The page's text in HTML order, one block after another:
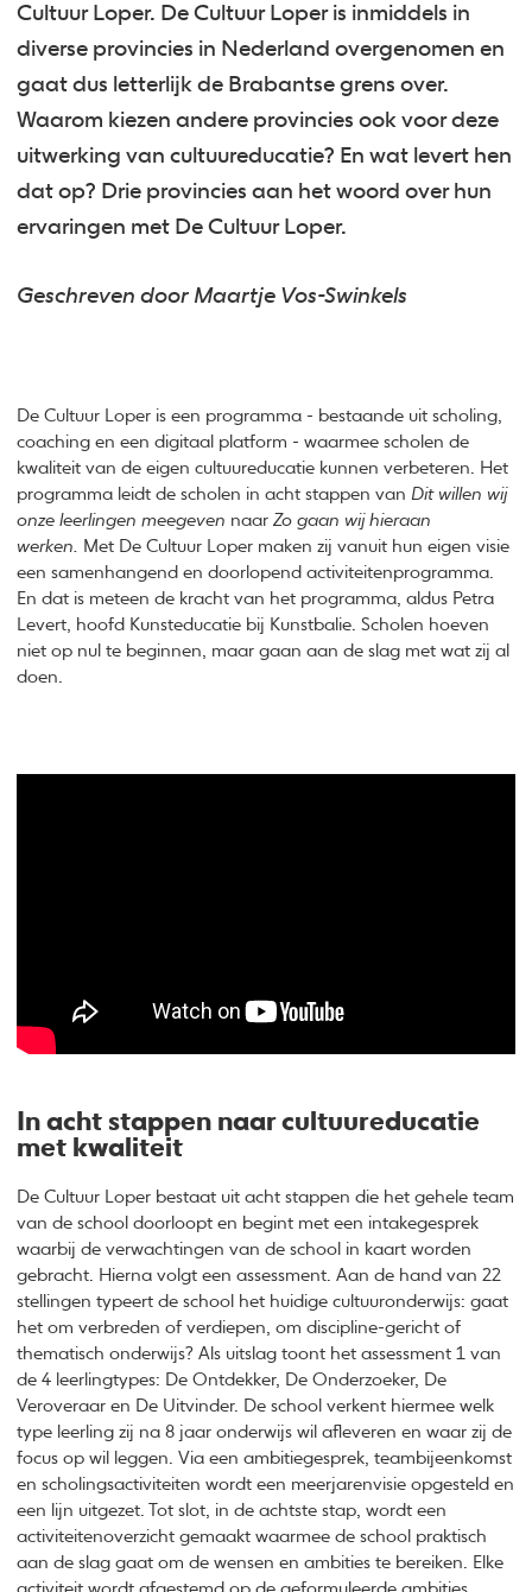
Cultuur Loper. De Cultuur Loper is inmiddels in
diverse provincies in Nederland overgenomen en
gaat dus letterlijk de Brabantse grens over.
Waarom kiezen andere provincies ook voor deze
uitwerking van cultuureducatie? En wat levert hen
dat op? Drie provincies aan het woord over hun
ervaringen met De Cultuur Loper.
Geschreven door Maartje Vos-Swinkels
De Cultuur Loper is een programma - bestaande uit scholing,
coaching en een digitaal platform - waarmee scholen de
kwaliteit van de eigen cultuureducatie kunnen verbeteren. Het
programma leidt de scholen in acht stappen vanDit willen wij
onze leerlingen meegeven naarZo gaan wij hieraan
werken. Met De Cultuur Loper maken zij vanuit hun eigen visie
een samenhangend en doorlopend activiteitenprogramma.
En dat is meteen de kracht van het programma, aldus Petra
Levert, hoofd Kunsteducatie bij Kunstbalie. Scholen hoeven
niet op nul te beginnen, maar gaan aan de slag met wat zij al
doen.
In acht stappen naar cultuureducatie
met kwaliteit
De Cultuur Loper bestaat uit acht stappen die het gehele team
van de school doorloopt en begint met een intakegesprek
waarbij de verwachtingen van de school in kaart worden
gebracht. Hierna volgt een assessment. Aan de hand van 22
stellingen typeert de school het huidige cultuuronderwijs: gaat
het om verbreden of verdiepen, om discipline-gericht of
thematisch onderwijs? Als uitslag toont het assessment 1 van
de 4 leerlingtypes: De Ontdekker, De Onderzoeker, De
Veroveraar en De Uitvinder. De school verkent hiermee welk
type leerling zij na 8 jaar onderwijs wil afleveren en waar zij de
focus op wil leggen. Via een ambitiegesprek, teambijeenkomst
en scholingsactiviteiten wordt een meerjarenvisie opgesteld en
een lijn uitgezet. Tot slot, in de achtste stap, wordt een
activiteitenoverzicht gemaakt waarmee de school praktisch
aan de slag gaat om de wensen en ambities te bereiken. Elke